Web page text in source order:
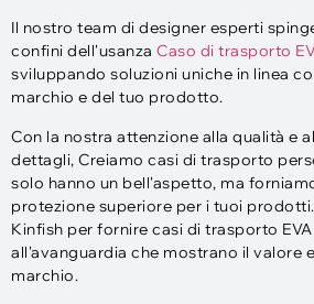
Il nostro team di designer esperti
confini dell'usanza Caso di trasporto
sviluppando soluzioni uniche in linea
marchio e del tuo prodotto.
Con la nostra attenzione alla qualità e
dettagli, Creiamo casi di trasporto
solo hanno un bell'aspetto, ma
protezione superiore per i tuoi
Kinfish per fornire casi di trasporto
all'avanguardia che mostrano il valore
marchio.